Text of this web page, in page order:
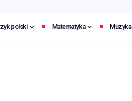
polski Matematyka Muzyka